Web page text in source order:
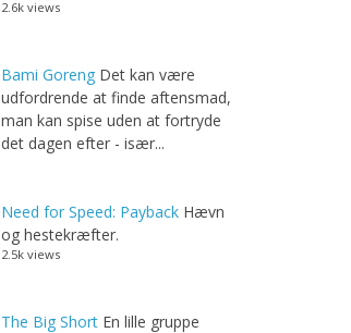
2.6k views
Bami Goreng Det kan være
udfordrende at finde aftensmad,
man kan spise uden at fortryde
det dagen efter - især...
Need for Speed: Payback Hævn
og hestekræfter.
2.5k views
The Big Short En lille gruppe